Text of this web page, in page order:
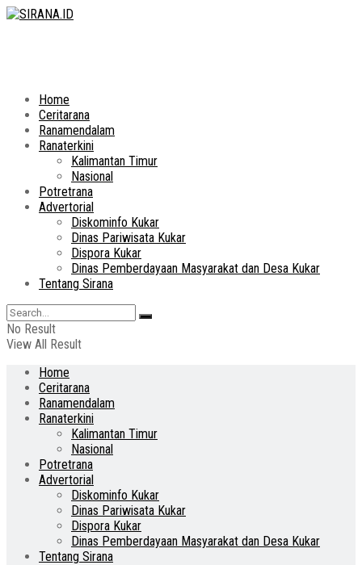
Home
Ceritarana
Ranamendalam
Ranaterkini
Kalimantan Timur
Nasional
Potretrana
Advertorial
Diskominfo Kukar
Dinas Pariwisata Kukar
Dispora Kukar
Dinas Pemberdayaan Masyarakat dan Desa Kukar
Tentang Sirana
No Result
View All Result
Home
Ceritarana
Ranamendalam
Ranaterkini
Kalimantan Timur
Nasional
Potretrana
Advertorial
Diskominfo Kukar
Dinas Pariwisata Kukar
Dispora Kukar
Dinas Pemberdayaan Masyarakat dan Desa Kukar
Tentang Sirana